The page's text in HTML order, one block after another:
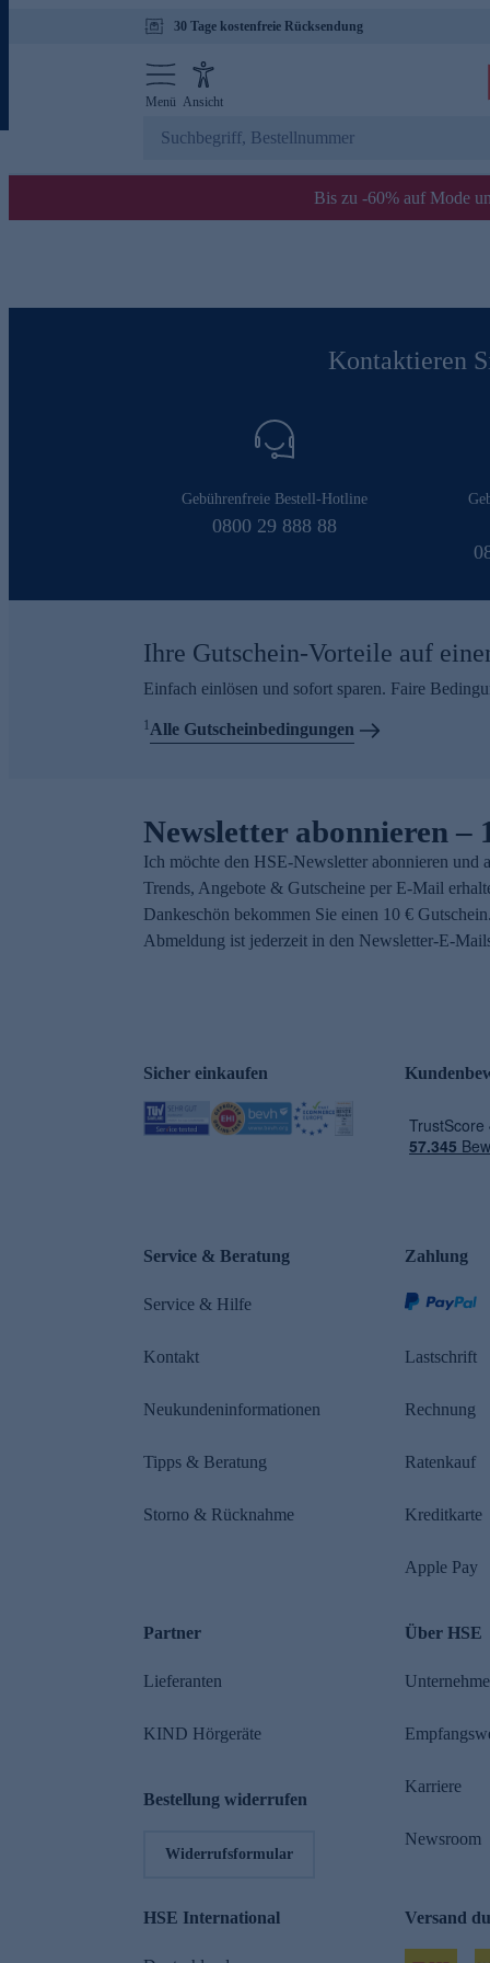
30 Tage kostenfreie Rücksendung
Menü Ansicht
Bis zu -60% auf Mode
Kontaktieren
Gebührenfreie Bestell-Hotline
0800 29 888 88
Ihre Gutschein-Vorteile auf
Einfach einlösen und sofort sparen. Faire
1Alle Gutscheinbedingungen
Newsletter abonnieren –
Ich möchte den HSE-Newsletter abonnieren und
Trends, Angebote & Gutscheine per E-Mail
Dankeschön bekommen Sie einen 10 €
Abmeldung ist jederzeit in den Newsletter-E-
Sicher einkaufen
Service & Beratung
Service & Hilfe
Kontakt
Neukundeninformationen
Tipps & Beratung
Storno & Rücknahme
Zahlung
Lastschrift
Rechnung
Ratenkauf
Kreditkarte
Apple Pay
Partner
Lieferanten
KIND Hörgeräte
Bestellung widerrufen
Widerrufsformular
Über HSE
Karriere
Newsroom
HSE International Versand